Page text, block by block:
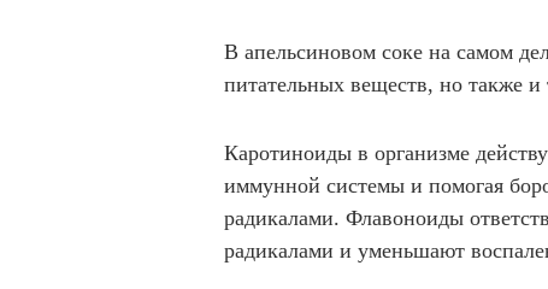
В апельсиновом соке на самом
питательных веществ, но также и
Каротиноиды в организме
иммунной системы и помогая
радикалами. Флавоноиды
радикалами и уменьшают